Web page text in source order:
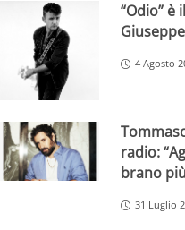
“Odio” è
4 Agosto
radio:
brano
31 Luglio